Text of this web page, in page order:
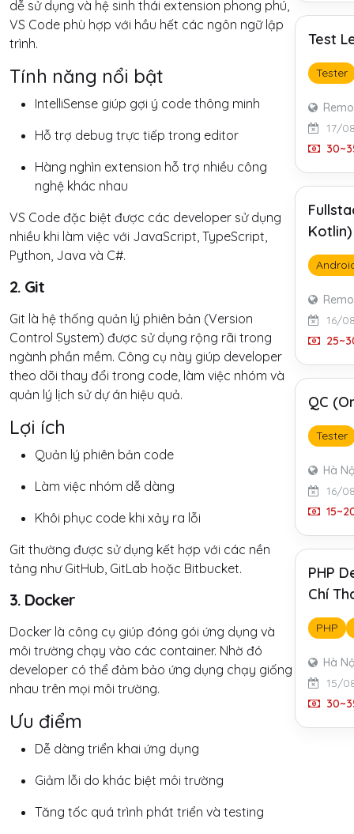
dễ sử dụng và hệ sinh thái extension phong phú,
VS Code phù hợp với hầu hết các ngôn ngữ lập
trình.
Tính năng nổi bật
IntelliSense giúp gợi ý code thông minh
Hỗ trợ debug trực tiếp trong editor
Hàng nghìn extension hỗ trợ nhiều công
nghệ khác nhau
VS Code đặc biệt được các developer sử dụng
nhiều khi làm việc với JavaScript, TypeScript,
Python, Java và C#.
2. Git
Git là hệ thống quản lý phiên bản (Version
Control System) được sử dụng rộng rãi trong
ngành phần mềm. Công cụ này giúp developer
theo dõi thay đổi trong code, làm việc nhóm và
quản lý lịch sử dự án hiệu quả.
Lợi ích
Quản lý phiên bản code
Làm việc nhóm dễ dàng
Khôi phục code khi xảy ra lỗi
Git thường được sử dụng kết hợp với các nền
tảng như GitHub, GitLab hoặc Bitbucket.
3. Docker
Docker là công cụ giúp đóng gói ứng dụng và
môi trường chạy vào các container. Nhờ đó
developer có thể đảm bảo ứng dụng chạy giống
nhau trên mọi môi trường.
Ưu điểm
Dễ dàng triển khai ứng dụng
Giảm lỗi do khác biệt môi trường
Tăng tốc quá trình phát triển và testing
Test
Tester
17/
16/
QC
Tester
Hà
16/
PHP
Chí
PHP
Hà
15/